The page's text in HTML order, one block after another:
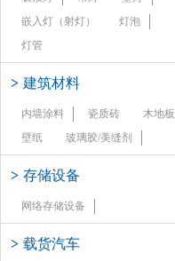
嵌入灯（射灯）
灯泡
灯管
> 建筑材料
内墙涂料 瓷质砖
木地板
壁纸
玻璃胶/美缝剂
> 存储设备
网络存储设备
> 载货汽车